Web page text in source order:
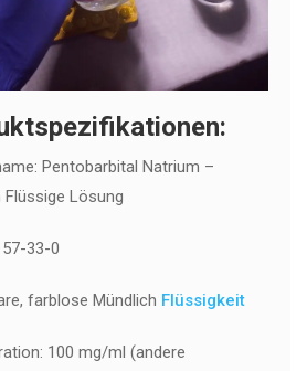
Pentobarbital Natrium –
Flüssige Lösung
57-33-0
farblose Mündlich Flüssigkeit
100 mg/ml (andere